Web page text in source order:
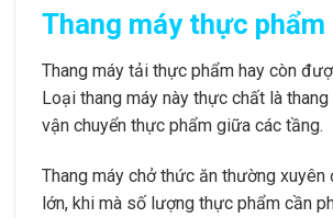
Thang máy thực phẩm
Thang máy tải thực phẩm hay còn
Loại thang máy này thực chất là
vận chuyển thực phẩm giữa các tầng.
Thang máy chở thức ăn thường
lớn, khi mà số lượng thực phẩm cần